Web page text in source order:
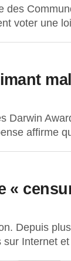
voter une
Darwin
affirme
«
Depuis
sur Internet